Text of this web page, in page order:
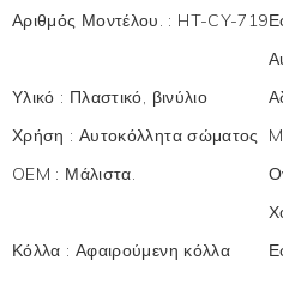
Αριθμός Μοντέλου. : HT-CY-719
Υλικό : Πλαστικό, βινύλιο
Χρήση : Αυτοκόλλητα σώματος
OEM : Μάλιστα.
Κόλλα : Αφαιρούμενη κόλλα